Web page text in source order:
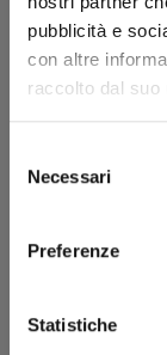
pubblicità e
con altre
raccolto dal suo
delNecessari
Preferenze
Statistiche